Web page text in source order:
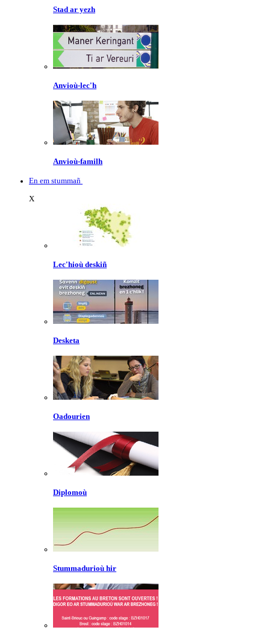
Stad ar yezh
Anvioù-lec'h
Anvioù-familh
En em stummañ
X
Lec'hioù deskiñ
Desketa
Oadourien
Diplomoù
Stummadurioù hir